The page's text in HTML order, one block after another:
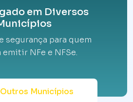
em Diversos
segurança para quem
NFe e NFSe.
Municípios